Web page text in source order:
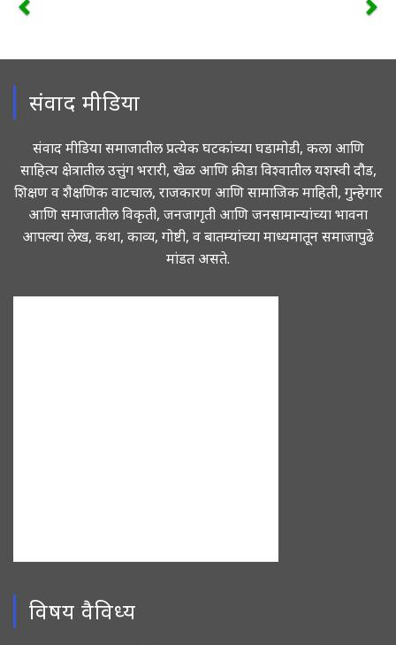
संवाद मीडिया
संवाद मीडिया समाजातील प्रत्येक घटकांच्या घडामोडी, कला आणि
साहित्य क्षेत्रातील उत्तुंग भरारी, खेळ आणि क्रीडा विश्वातील यशस्वी दौड,
शिक्षण व शैक्षणिक वाटचाल, राजकारण आणि सामाजिक माहिती, गुन्हेगार
आणि समाजातील विकृती, जनजागृती आणि जनसामान्यांच्या भावना
आपल्या लेख, कथा, काव्य, गोष्टी, व बातम्यांच्या माध्यमातून समाजापुढे
मांडत असते.
विषय वैविध्य